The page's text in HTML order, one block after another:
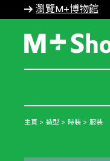
瀏覽M+博物館
主頁 造型 時裝 服裝